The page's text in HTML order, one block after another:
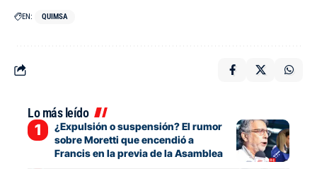
EN: QUIMSA
Lo más leído
¿Expulsión o suspensión? El rumor
sobre Moretti que encendió a
Francis en la previa de la Asamblea